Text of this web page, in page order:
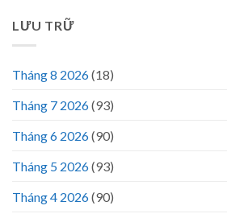
LƯU TRỮ
Tháng 8 2026(18)
Tháng 7 2026(93)
Tháng 6 2026(90)
Tháng 5 2026(93)
Tháng 4 2026(90)